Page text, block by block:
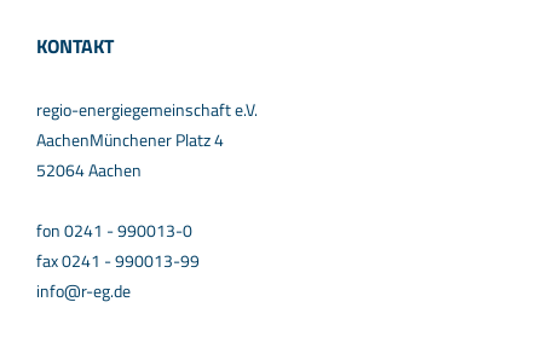
KONTAKT
regio-energiegemeinschaft e.V.
AachenMünchener Platz 4
52064 Aachen
fon 0241 - 990013-0
fax 0241 - 990013-99
info@r-eg.de